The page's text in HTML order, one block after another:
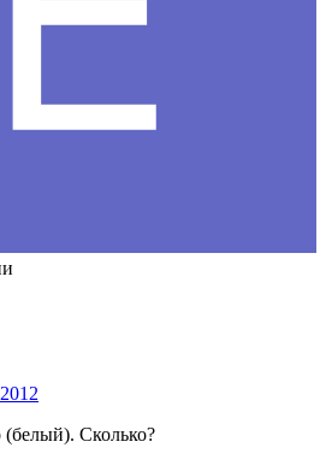
Сколько?